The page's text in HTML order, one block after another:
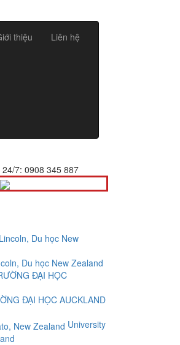
thiệu Liên hệ
24/7: 0908 345 887
Du học New Zealand
ĐẠI HỌC AUCKLAND
University